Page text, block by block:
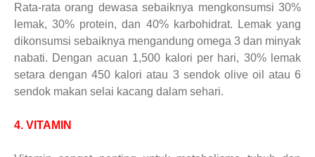
Rata-rata orang dewasa sebaiknya mengkonsumsi 30%
lemak, 30% protein, dan 40% karbohidrat. Lemak yang
dikonsumsi sebaiknya mengandung omega 3 dan minyak
nabati. Dengan acuan 1,500 kalori per hari, 30% lemak
setara dengan 450 kalori atau 3 sendok olive oil atau 6
sendok makan selai kacang dalam sehari.
4. VITAMIN